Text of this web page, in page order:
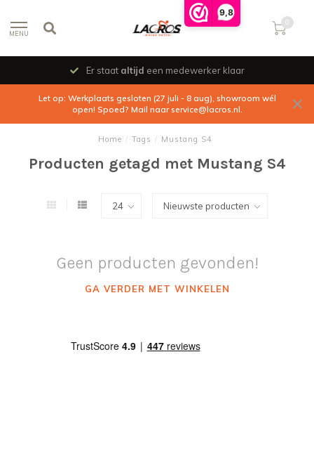
9,8
MENU
0
Er staat altijd een medewerker klaar
Let op: Werkplaats gesloten (27 juli - 8 aug), showroom wél
open! Spoed? Mail naarservice@lacros.nl.
Home / Tags / Mustang S4
Producten getagd met Mustang S4
Geen producten gevonden!
GA VERDER MET WINKELEN